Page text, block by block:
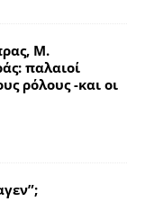
Μ.
παλαιοί
ρόλους -και οι